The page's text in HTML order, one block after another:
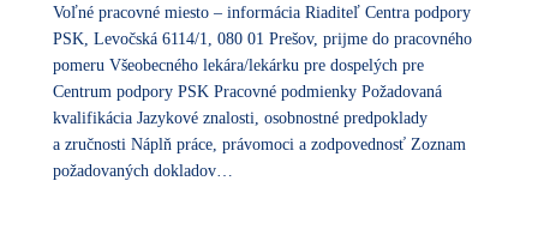
Voľné pracovné miesto – informácia Riaditeľ Centra podpory
PSK, Levočská 6114/1, 080 01 Prešov, prijme do pracovného
pomeru Všeobecného lekára/lekárku pre dospelých pre
Centrum podpory PSK Pracovné podmienky Požadovaná
kvalifikácia Jazykové znalosti, osobnostné predpoklady
a zručnosti Náplň práce, právomoci a zodpovednosť Zoznam
požadovaných dokladov…